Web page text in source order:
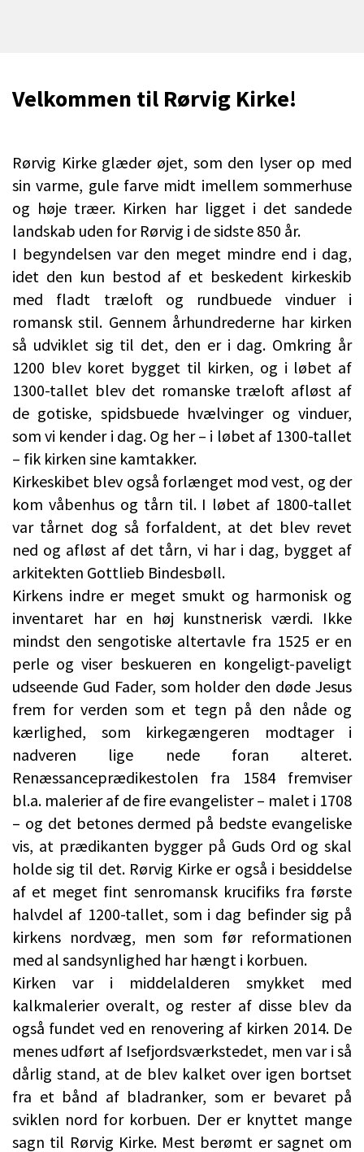
Velkommen til Rørvig Kirke!
Rørvig Kirke glæder øjet, som den lyser op med
sin varme, gule farve midt imellem sommerhuse
og høje træer. Kirken har ligget i det sandede
landskab uden for Rørvig i de sidste 850 år.
I begyndelsen var den meget mindre end i dag,
idet den kun bestod af et beskedent kirkeskib
med fladt træloft og rundbuede vinduer i
romansk stil. Gennem århundrederne har kirken
så udviklet sig til det, den er i dag. Omkring år
1200 blev koret bygget til kirken, og i løbet af
1300-tallet blev det romanske træloft afløst af
de gotiske, spidsbuede hvælvinger og vinduer,
som vi kender i dag. Og her – i løbet af 1300-tallet
– fik kirken sine kamtakker.
Kirkeskibet blev også forlænget mod vest, og der
kom våbenhus og tårn til. I løbet af 1800-tallet
var tårnet dog så forfaldent, at det blev revet
ned og afløst af det tårn, vi har i dag, bygget af
arkitekten Gottlieb Bindesbøll.
Kirkens indre er meget smukt og harmonisk og
inventaret har en høj kunstnerisk værdi. Ikke
mindst den sengotiske altertavle fra 1525 er en
perle og viser beskueren en kongeligt-paveligt
udseende Gud Fader, som holder den døde Jesus
frem for verden som et tegn på den nåde og
kærlighed, som kirkegængeren modtager i
nadveren lige nede foran alteret.
Renæssanceprædikestolen fra 1584 fremviser
bl.a. malerier af de fire evangelister – malet i 1708
– og det betones dermed på bedste evangeliske
vis, at prædikanten bygger på Guds Ord og skal
holde sig til det. Rørvig Kirke er også i besiddelse
af et meget fint senromansk krucifiks fra første
halvdel af 1200-tallet, som i dag befinder sig på
kirkens nordvæg, men som før reformationen
med al sandsynlighed har hængt i korbuen.
Kirken var i middelalderen smykket med
kalkmalerier overalt, og rester af disse blev da
også fundet ved en renovering af kirken 2014. De
menes udført af Isefjordsværkstedet, men var i så
dårlig stand, at de blev kalket over igen bortset
fra et bånd af bladranker, som er bevaret på
sviklen nord for korbuen. Der er knyttet mange
sagn til Rørvig Kirke. Mest berømt er sagnet om